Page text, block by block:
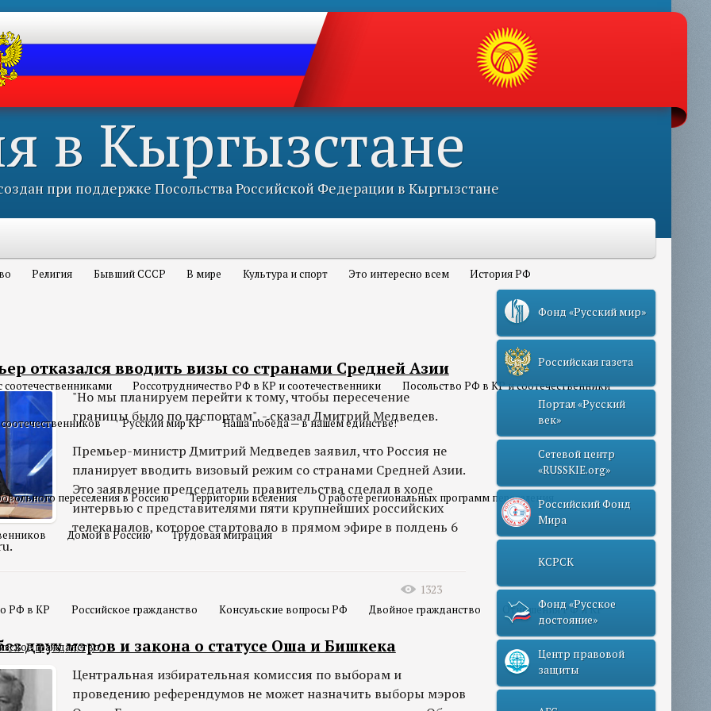
в Кыргызстане
при поддержке Посольства Российской Федерации в Кыргызстане
Религия Бывший СССР В мире Культура и спорт Это интересно всем История РФ
соотечественниками Россотрудничество РФ в КР и соотечественники Посольство РФ в КР и соотечественники
Русский мир КР Наша победа — в нашем единстве!
переселения в Россию Территории вселения О работе региональных программ переселения
Домой в Россию Трудовая миграция
РФ в КР Российское гражданство Консульские вопросы РФ Двойное гражданство Отношения РФ и КР
гражданство
отказался вводить визы со странами Средней Азии
"Но мы планируем перейти к тому, чтобы пересечение
границы было по паспортам", - сказал Дмитрий Медведев.
Премьер-министр Дмитрий Медведев заявил, что Россия не
планирует вводить визовый режим со странами Средней Азии.
Это заявление председатель правительства сделал в ходе
интервью с представителями пяти крупнейших российских
телеканалов, которое стартовало в прямом эфире в полдень 6
1323
двух мэров и закона о статусе Оша и Бишкека
Центральная избирательная комиссия по выборам и
проведению референдумов не может назначить выборы мэров
Фонд «Русский мир»
Российская газета
Портал «Русский
век»
Сетевой центр
«RUSSKIE.org»
Российский Фонд
Мира
КСРСК
Фонд «Русское
достояние»
Центр правовой
защиты